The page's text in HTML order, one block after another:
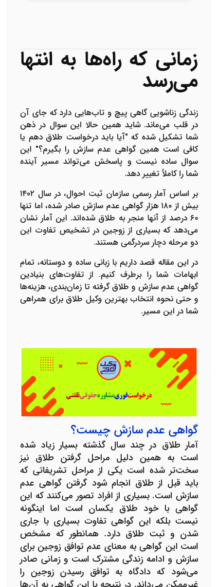
زمانی که راه‌ها به انتها
می‌رسد
زندگی زناشویی گاهی پیچ و تاب‌هایی دارد که جای آن
در قلب می‌ماند. شاید همین حالا این سوال در ذهن
شما تشکیل شده که "آیا باید درخواست طلاق دهم یا
کافی است همین گواهی عدم سازش را بگیرم؟" این
سوال ساده نیست و پاسخش می‌تواند مسیر آینده
شما را کاملاً تغییر دهد.
بر اساس آمار رسمی سازمان ثبت احوال، در سال ۱۴۰۲
بیش از ۱۸۰ هزار گواهی عدم سازش صادر شده، اما تنها
۶۰ درصد از آنها منجر به طلاق شده‌اند. این آمار نشان
می‌دهد که بسیاری از زوجین در تشخیص تفاوت این
دو مرحله دچار سردرگمی هستند.
در این مقاله قصد داریم با زبانی ساده و دوستانه، تمام
ابهامات شما را برطرف کنیم. از تفاوت‌های بنیادین
گواهی عدم سازش و طلاق گرفته تا زمان‌بندی، هزینه‌ها
و حتی نحوه انتخاببهترین وکیل طلاق برای همراهی
شما در این مسیر.
گواهی عدم سازش چیست؟
آمار طلاق در چند سال گذشته بسیار زیاد شده
است به همین دلیل مراحل گرفتن طلاق نیز
سخت‌تر شده است یکی از مراحل تشریفاتی که
باید قبل از طلاق انجام شود گرفتنگواهی عدم
سازش است. بسیاری از افراد تصور می‌کنند که این
گواهی با خود طلاق یکسان است اما اینگونه
نیست بلکه این گواهی تفاوت بسیاری با جاری
شدن و ثبت طلاق دارد. همانطور که مشخص
است این گواهی به معنای عدم توافق زوجین برای
سازش و ادامه زندگی مشترک است و زمانی صادر
می‌شود که دادگاه به توافق رسیدن زوجین را